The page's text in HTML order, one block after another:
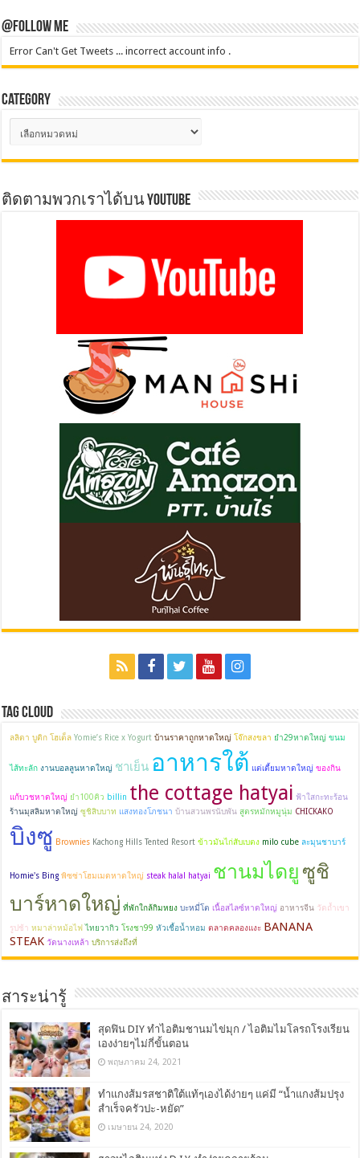
@Follow Me
Error Can't Get Tweets ... incorrect account info .
Category
Category
ติดตามพวกเราได้บน YOUTUBE
Tag Cloud
ลลิตา บูติก โฮเต็ล Yomie’s Rice x Yogurt บ้านราคาถูกหาดใหญ่ โจ๊กสงขลา ยำ29หาดใหญ่ ขนม
ไส้ทะลัก งานบอลลูนหาดใหญ่ ชาเย็น อาหารใต้ แต่เตี้ยมหาดใหญ่ ของกิน
แก้บวชหาดใหญ่ ยำ100คิว billin the cottage hatyai ฟ้าใสกะทะร้อน
ร้านมุสลิมหาดใหญ่ ซูชิสิบบาท แสงทองโภชนา บ้านสวนพรนับพัน สูตรหมักหมูนุ่ม CHICKAKO
บิงซู Brownies Kachong Hills Tented Resort ข้าวมันไก่สับเบตง milo cube ละมุนชาบาร์
Homie's Bing พิซซ่าโฮมเมดหาดใหญ่ steak halal hatyai ชานมไดยู ซูชิ
บาร์หาดใหญ่ ที่พักใกล้กิมหยง บะหมี่โต เนื้อสไลซ์หาดใหญ่ อาหารจีน วัดถ้ำเขา
รูปช้า หมาล่าหม้อไฟ ไทยวากิว โรงชา99 หัวเชื้อน้ำหอม ตลาดคลองแงะ BANANA
STEAK วัดนางเหล้า บริการส่งถึงที่
สาระน่ารู้
สุดฟิน DIY ทำไอติมชานมไข่มุก / ไอติมไมโลรถโรงเรียน
เองง่ายๆไม่กี่ขั้นตอน
พฤษภาคม 24, 2021
ทำแกงส้มรสชาติใต้แท้ๆเองได้ง่ายๆ แค่มี “น้ำแกงส้มปรุง
สำเร็จครัวปะ-หยัด”
เมษายน 24, 2020